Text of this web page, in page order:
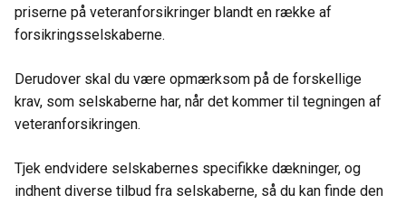
priserne på veteranforsikringer blandt en række af
forsikringsselskaberne.
Derudover skal du være opmærksom på de forskellige
krav, som selskaberne har, når det kommer til tegningen af
veteranforsikringen.
Tjek endvidere selskabernes specifikke dækninger, og
indhent diverse tilbud fra selskaberne, så du kan finde den